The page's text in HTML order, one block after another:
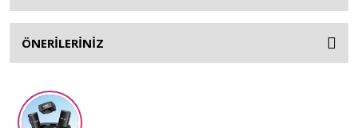
ÖNERİLERİNİZ